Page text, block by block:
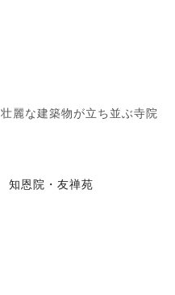
壮麗な建築物が立ち並ぶ寺院
知恩院・友禅苑